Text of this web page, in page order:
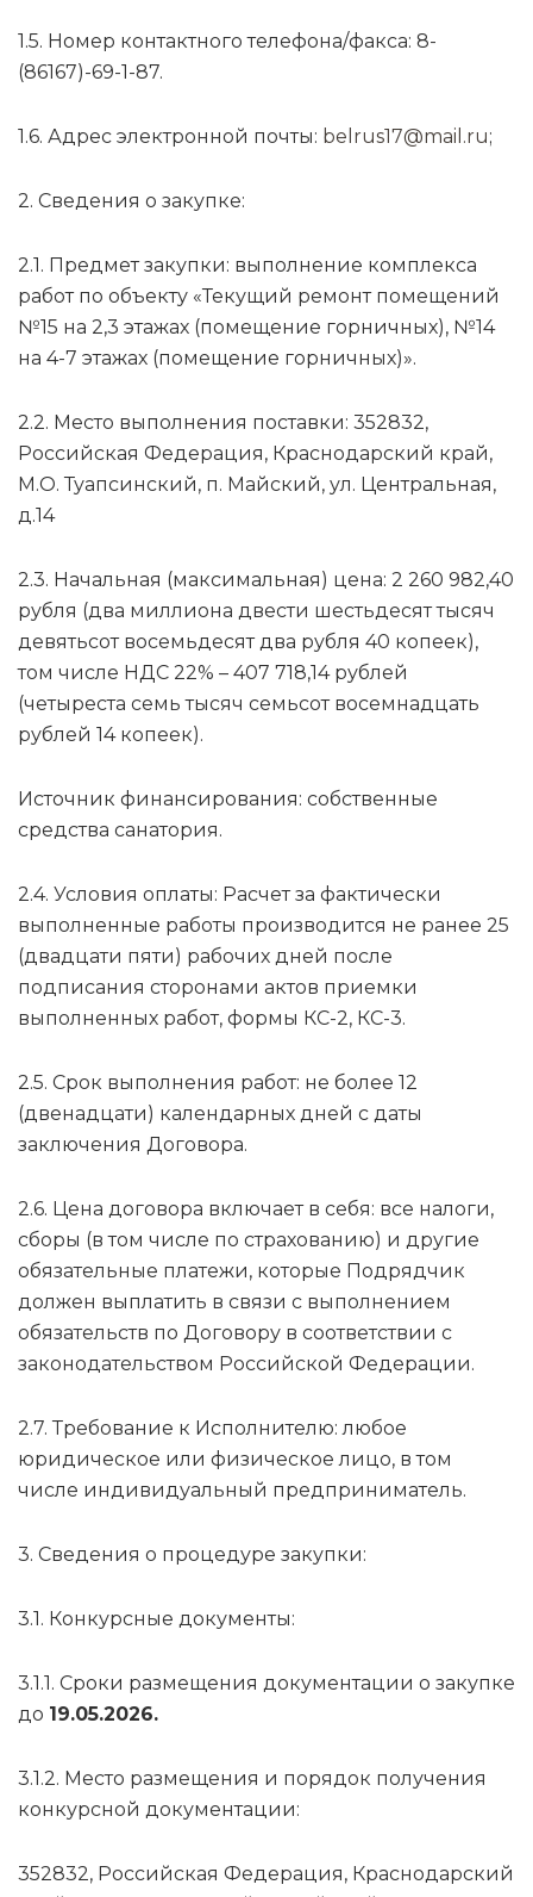
1.5. Номер контактного телефона/факса: 8-
(86167)-69-1-87.
1.6. Адрес электронной почты: belrus17@mail.ru;
2. Сведения о закупке:
2.1. Предмет закупки: выполнение комплекса
работ по объекту «Текущий ремонт помещений
№15 на 2,3 этажах (помещение горничных), №14
на 4-7 этажах (помещение горничных)».
2.2. Место выполнения поставки: 352832,
Российская Федерация, Краснодарский край,
М.О. Туапсинский, п. Майский, ул. Центральная,
д.14
2.3. Начальная (максимальная) цена: 2 260 982,40
рубля (два миллиона двести шестьдесят тысяч
девятьсот восемьдесят два рубля 40 копеек),
том числе НДС 22% – 407 718,14 рублей
(четыреста семь тысяч семьсот восемнадцать
рублей 14 копеек).
Источник финансирования: собственные
средства санатория.
2.4. Условия оплаты: Расчет за фактически
выполненные работы производится не ранее 25
(двадцати пяти) рабочих дней после
подписания сторонами актов приемки
выполненных работ, формы КС-2, КС-3.
2.5. Срок выполнения работ: не более 12
(двенадцати) календарных дней с даты
заключения Договора.
2.6. Цена договора включает в себя: все налоги,
сборы (в том числе по страхованию) и другие
обязательные платежи, которые Подрядчик
должен выплатить в связи с выполнением
обязательств по Договору в соответствии с
законодательством Российской Федерации.
2.7. Требование к Исполнителю: любое
юридическое или физическое лицо, в том
числе индивидуальный предприниматель.
3. Сведения о процедуре закупки:
3.1. Конкурсные документы:
3.1.1. Сроки размещения документации о закупке
до 19.05.2026.
3.1.2. Место размещения и порядок получения
конкурсной документации:
352832, Российская Федерация, Краснодарский